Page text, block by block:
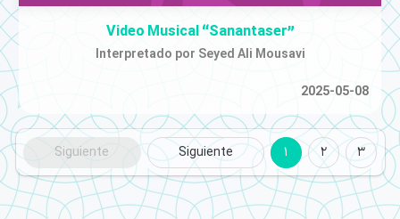
Video Musical “Sanantaser”
Interpretado por Seyed Ali Mousavi
2025-05-08
Siguiente Siguiente 1 2 3